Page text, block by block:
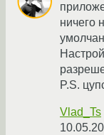
ничего
P.S.
Vlad_Ts